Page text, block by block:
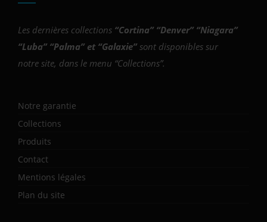
Les dernières collections “Cortina” “Denver” “Niagara”
“Luba” “Palma” et “Galaxie” sont disponibles sur
notre site, dans le menu “Collections”.
Notre garantie
Collections
Produits
Contact
Mentions légales
Plan du site